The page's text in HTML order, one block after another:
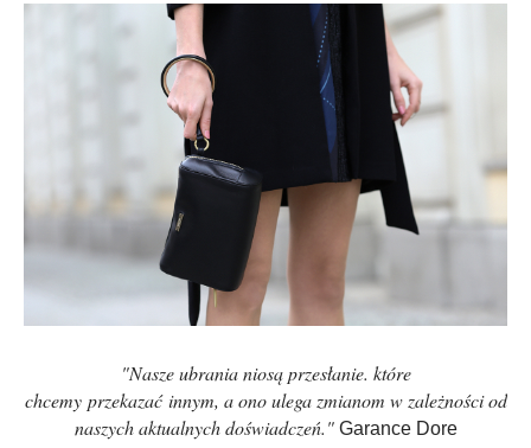
"Nasze ubrania niosą przesłanie. które
chcemy przekazać innym, a ono ulega zmianom w zależności od
naszych aktualnych doświadczeń." Garance Dore